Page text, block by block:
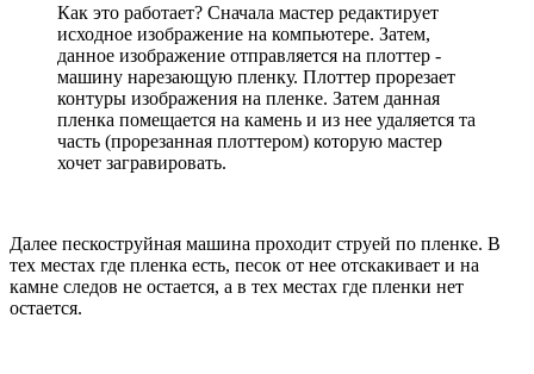
Как это работает? Сначала мастер редактирует
исходное изображение на компьютере. Затем,
данное изображение отправляется на плоттер -
машину нарезающую пленку. Плоттер прорезает
контуры изображения на пленке. Затем данная
пленка помещается на камень и из нее удаляется та
часть (прорезанная плоттером) которую мастер
хочет загравировать.
Далее пескоструйная машина проходит струей по пленке. В
тех местах где пленка есть, песок от нее отскакивает и на
камне следов не остается, а в тех местах где пленки нет
остается.